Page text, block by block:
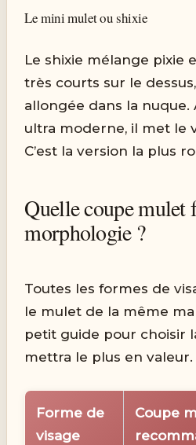
Le mini mulet ou shixie
Le shixie mélange pixie
très courts sur le
allongée dans la nuque.
ultra moderne, il met le
C’est la version la plus
Quelle coupe mulet
morphologie ?
Toutes les formes de
le mulet de la même
petit guide pour choisir
mettra le plus en valeur.
Forme de
visage
Coupe